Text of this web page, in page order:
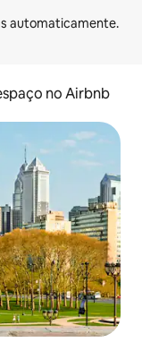
no Airbnb